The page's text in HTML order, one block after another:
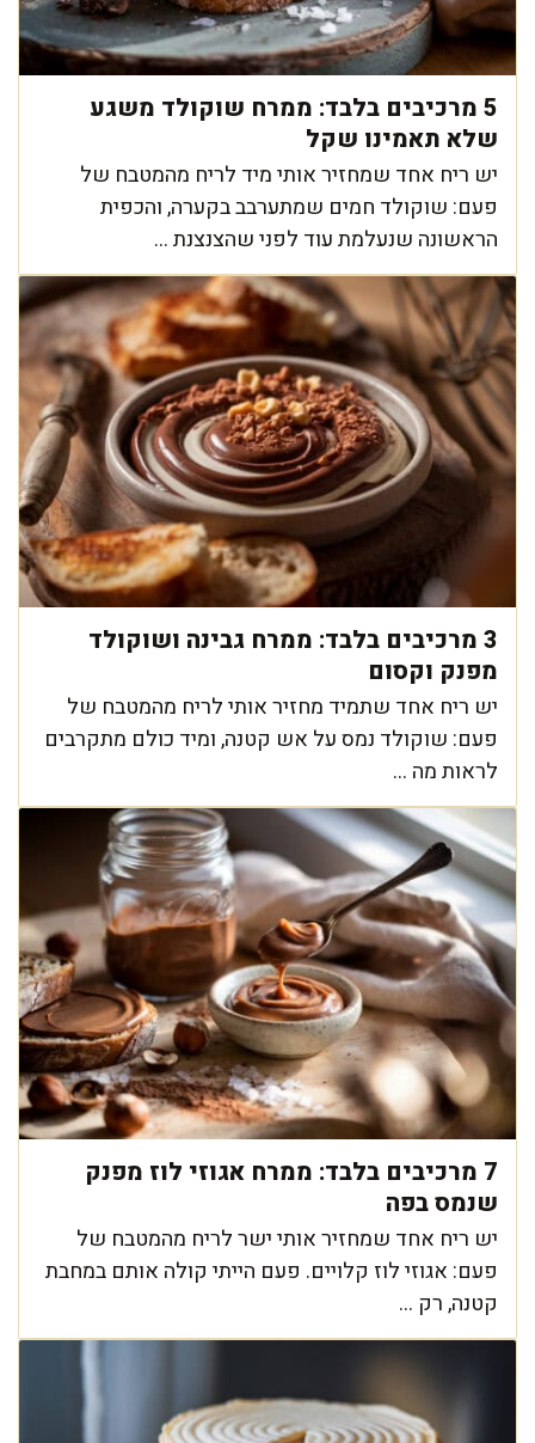
5 מרכיבים בלבד: ממרח שוקולד משגע
שלא תאמינו שקל
יש ריח אחד שמחזיר אותי מיד לריח מהמטבח של
פעם: שוקולד חמים שמתערבב בקערה, והכפית
הראשונה שנעלמת עוד לפני שהצנצנת ...
3 מרכיבים בלבד: ממרח גבינה ושוקולד
מפנק וקסום
יש ריח אחד שתמיד מחזיר אותי לריח מהמטבח של
פעם: שוקולד נמס על אש קטנה, ומיד כולם מתקרבים
לראות מה ...
7 מרכיבים בלבד: ממרח אגוזי לוז מפנק
שנמס בפה
יש ריח אחד שמחזיר אותי ישר לריח מהמטבח של
פעם: אגוזי לוז קלויים. פעם הייתי קולה אותם במחבת
קטנה, רק ...